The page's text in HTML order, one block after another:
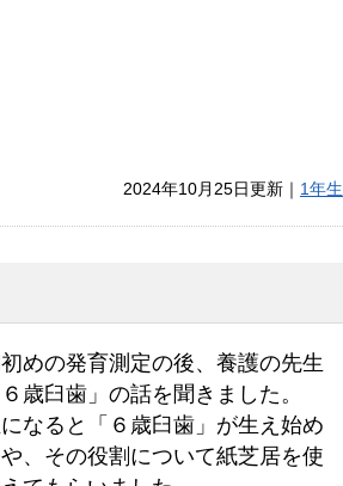
2024年10月25日更新｜ 1年生
めの発育測定の後、養護の先生
歳臼歯」の話を聞きました。
なると「６歳臼歯」が生え始め
、その役割について紙芝居を使